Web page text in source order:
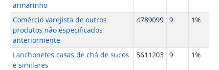
armarinho
Comércio varejista de outros
produtos não especificados
anteriormente
4789099 9 1%
Lanchonetes casas de chá de sucos
e similares
5611203 9 1%